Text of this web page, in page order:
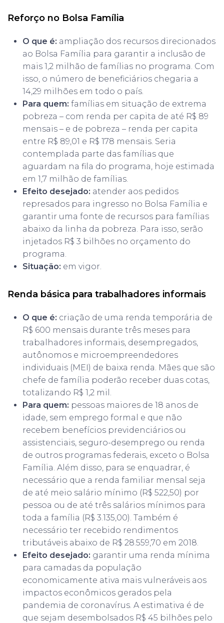
Reforço no Bolsa Família
O que é: ampliação dos recursos direcionados
ao Bolsa Família para garantir a inclusão de
mais 1,2 milhão de famílias no programa. Com
isso, o número de beneficiários chegaria a
14,29 milhões em todo o país.
Para quem: famílias em situação de extrema
pobreza – com renda per capita de até R$ 89
mensais – e de pobreza – renda per capita
entre R$ 89,01 e R$ 178 mensais. Seria
contemplada parte das famílias que
aguardam na fila do programa, hoje estimada
em 1,7 milhão de famílias.
Efeito desejado: atender aos pedidos
represados para ingresso no Bolsa Família e
garantir uma fonte de recursos para famílias
abaixo da linha da pobreza. Para isso, serão
injetados R$ 3 bilhões no orçamento do
programa.
Situação: em vigor.
Renda básica para trabalhadores informais
O que é: criação de uma renda temporária de
R$ 600 mensais durante três meses para
trabalhadores informais, desempregados,
autônomos e microempreendedores
individuais (MEI) de baixa renda. Mães que são
chefe de família poderão receber duas cotas,
totalizando R$ 1,2 mil.
Para quem: pessoas maiores de 18 anos de
idade, sem emprego formal e que não
recebem benefícios previdenciários ou
assistenciais, seguro-desemprego ou renda
de outros programas federais, exceto o Bolsa
Família. Além disso, para se enquadrar, é
necessário que a renda familiar mensal seja
de até meio salário mínimo (R$ 522,50) por
pessoa ou de até três salários mínimos para
toda a família (R$ 3.135,00). Também é
necessário ter recebido rendimentos
tributáveis abaixo de R$ 28.559,70 em 2018.
Efeito desejado: garantir uma renda mínima
para camadas da população
economicamente ativa mais vulneráveis aos
impactos econômicos gerados pela
pandemia de coronavírus. A estimativa é de
que sejam desembolsados R$ 45 bilhões pelo